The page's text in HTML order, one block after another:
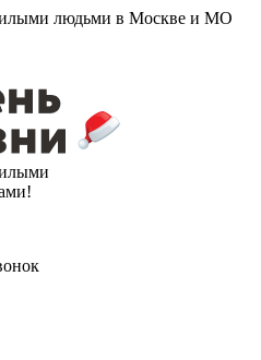
людьми в Москве и МО